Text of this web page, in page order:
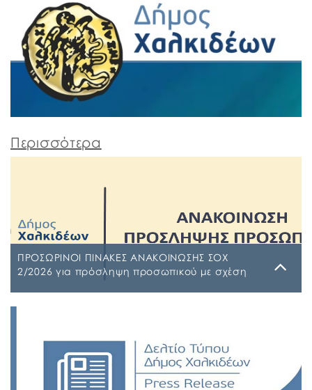
Περισσότερα
ΠΡΟΣΩΡΙΝΟΙ ΠΙΝΑΚΕΣ ΑΝΑΚΟΙΝΩΣΗΣ ΣΟΧ
2/2026 για πρόσληψη προσωπικού με σχέση
ΠΙΝΑΚΑΣ ΚΑΤΑΤΑΞΗΣ ΣΥΜΜΕΤΕΧΟΝΤΩΝ 1 ΡΗΒΖΩΗΑ-
Ρ5Τ-1 ΠΡΟΣΩΡΙΝΟΣ ΠΙΝΑΚΑΣ ΜΕΡΙΚΗΣ ΑΠΑΣΧΟΛΗΣΗΣ
ΨΔΑΚΩΗΑ-ΑΟ3 ΠΡΟΣΩΡΙΝΟΣ ΠΙΝΑΚΑΣ ΠΛΗΡΟΥΣ
ΑΠΑΣΧΟΛΗΣΗΣ ΨΦΑ4ΩΗΑ-ΦΣΒ ΠΡΟΣΩΡΙΝΟΣ ΠΙΝΑΚΑΣ